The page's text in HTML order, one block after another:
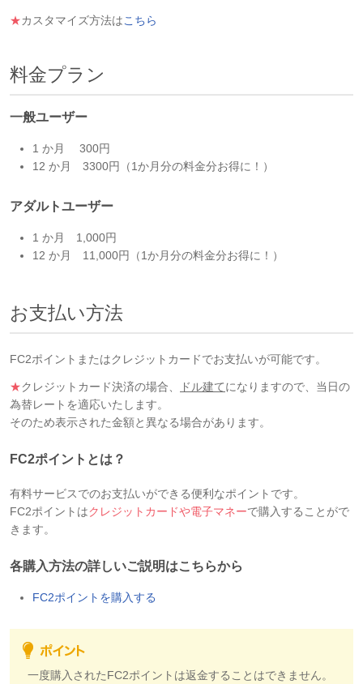
★カスタマイズ方法はこちら
料金プラン
一般ユーザー
1 か月 300円
12 か月 3300円（1か月分の料金分お得に！）
アダルトユーザー
1 か月 1,000円
12 か月 11,000円（1か月分の料金分お得に！）
お支払い方法
FC2ポイントまたはクレジットカードでお支払いが可能です。
★クレジットカード決済の場合、 ドル建てになりますので、当日の
為替レートを適応いたします。
そのため表示された金額と異なる場合があります。
FC2ポイントとは？
有料サービスでのお支払いができる便利なポイントです。
FC2ポイントはクレジットカードや電子マネーで購入することがで
きます。
各購入方法の詳しいご説明はこちらから
FC2ポイントを購入する
一度購入されたFC2ポイントは返金することはできません。